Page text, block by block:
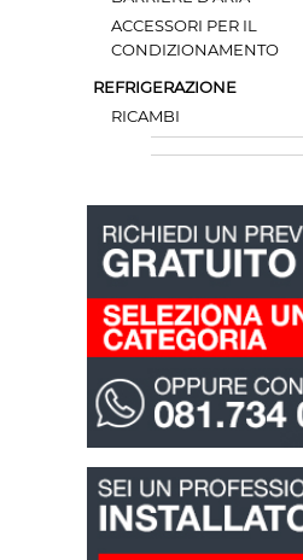
ACCESSORI PER IL
CONDIZIONAMENTO
REFRIGERAZIONE
RICAMBI